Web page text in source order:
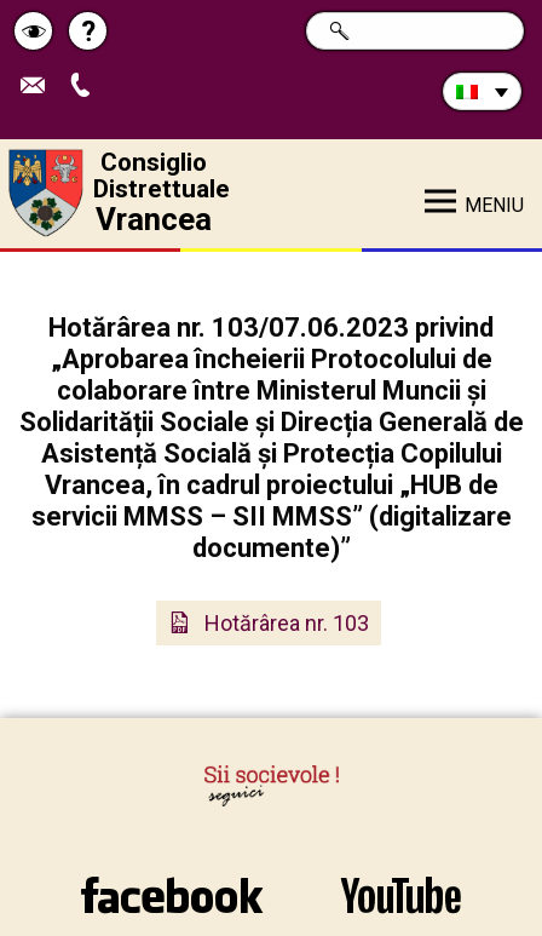
Schimbă
contrastul
Pagina
de
?
Cerca
nel
RICERCA
Consiglio
Distrettuale
Vrancea MENIU
Hotărârea nr. 103/07.06.2023 privind
„Aprobarea încheierii Protocolului de
colaborare între Ministerul Muncii și
Solidarității Sociale și Direcția Generală de
Asistență Socială și Protecția Copilului
Vrancea, în cadrul proiectului „HUB de
servicii MMSS – SII MMSS” (digitalizare
documente)”
Hotărârea nr. 103